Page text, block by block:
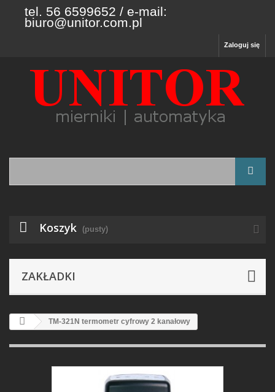
tel. 56 6599652 / e-mail:
biuro@unitor.com.pl
Zaloguj się
Koszyk (pusty)
ZAKŁADKI
TM-321N termometr cyfrowy 2 kanałowy